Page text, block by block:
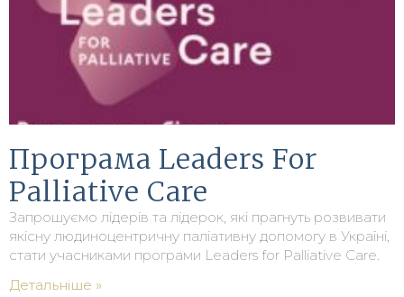
Програма Leaders For
Palliative Care
Запрошуємо лідерів та лідерок, які прагнуть розвивати
якісну людиноцентричну паліативну допомогу в Україні,
стати учасниками програми Leaders for Palliative Care.
Детальніше »